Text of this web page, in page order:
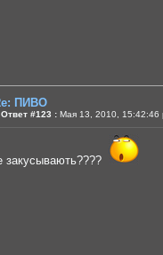
ПИВО
Ответ #123 : Мая 13, 2010, 15:42:46
закусывають????